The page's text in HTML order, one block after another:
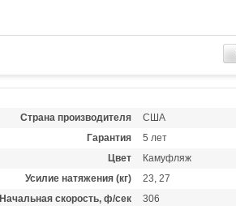
Страна производителя
США
Гарантия
5 лет
Цвет
Камуфляж
Усилие натяжения (кг)
23, 27
Начальная скорость, ф/сек
306